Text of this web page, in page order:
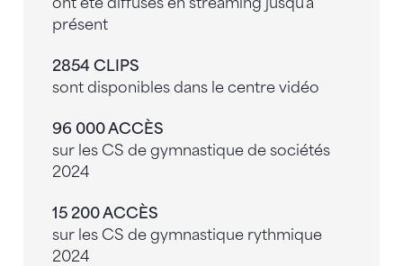
présent
2854 CLIPS
sont disponibles dans le centre vidéo
96 000 ACCÈS
sur les CS de gymnastique de sociétés
2024
15 200 ACCÈS
sur les CS de gymnastique rythmique
2024